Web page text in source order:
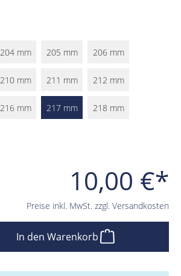
10,00 €*
Preise inkl. MwSt. zzgl. Versandkosten
204 mm 205 mm 206 mm
210 mm 211 mm 212 mm
216 mm 217 mm 218 mm
In den Warenkorb